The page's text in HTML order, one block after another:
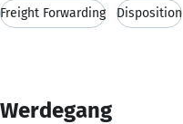
Freight Forwarding Disposition
Werdegang